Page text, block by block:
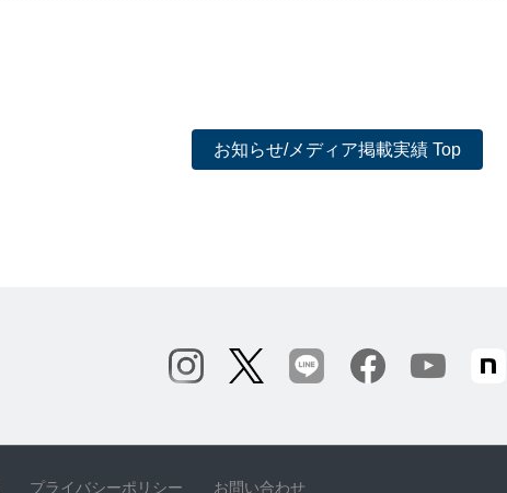
お知らせ/メディア掲載実績 Top
プライバシーポリシー お問い合わせ